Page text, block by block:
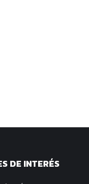
DE INTERÉS